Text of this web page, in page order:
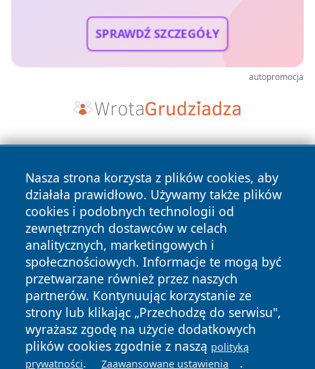
SPRAWDŹ SZCZEGÓŁY
autopromocja
Nasza strona korzysta z plików cookies, aby
działała prawidłowo. Używamy także plików
cookies i podobnych technologii od
zewnętrznych dostawców w celach
analitycznych, marketingowych i
społecznościowych. Informacje te mogą być
przetwarzane również przez naszych
partnerów. Kontynuując korzystanie ze
strony lub klikając „Przechodzę do serwisu",
wyrażasz zgodę na użycie dodatkowych
plików cookies zgodnie z naszą polityką
prywatności. Zaawansowane ustawienia .
Copyright © 2026 lubliniec360.pl Wszystkie prawa
zastrzeżone.
News Autorzy
Polityka
Prywatności
Polityka
Cookies